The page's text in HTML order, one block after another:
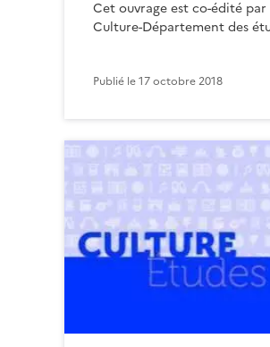
Cet ouvrage est co-édité
Culture-Département des
Publié le17 octobre 2018